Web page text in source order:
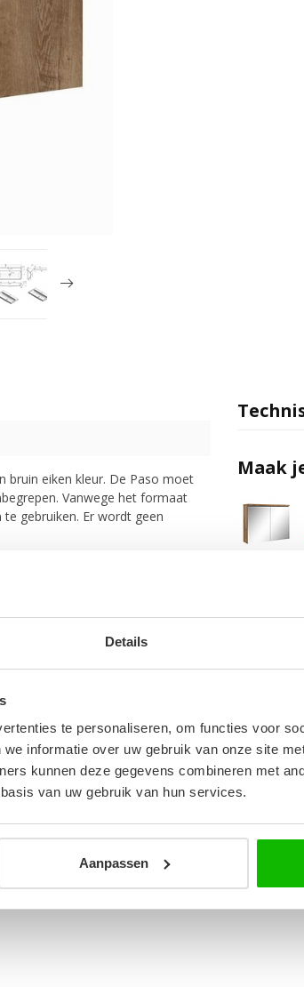
Details
te personaliseren, om functies voor
informatie over uw gebruik van onze site
kunnen deze gegevens combineren met
van uw gebruik van hun services.
Aanpassen
bruin eiken kleur. De Paso moet
Vanwege het formaat
gebruiken. Er wordt geen
Maak